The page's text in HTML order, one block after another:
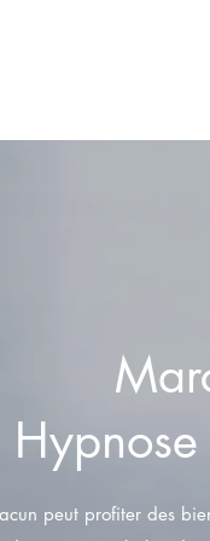
peut profiter des